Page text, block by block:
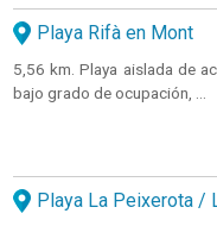
Playa Rifà en Mont
5,56 km. Playa aislada de
bajo grado de ocupación, ...
Playa La Peixerota /